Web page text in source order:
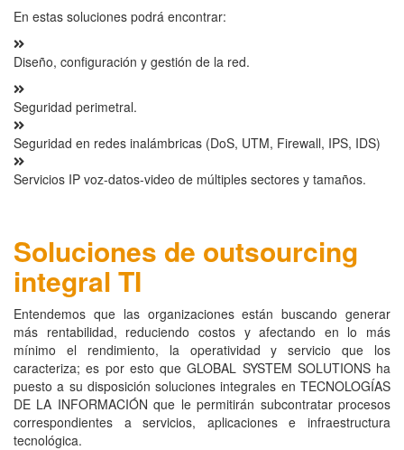
En estas soluciones podrá encontrar:
Diseño, configuración y gestión de la red.
Seguridad perimetral.
Seguridad en redes inalámbricas (DoS, UTM, Firewall, IPS, IDS)
Servicios IP voz-datos-video de múltiples sectores y tamaños.
Soluciones de outsourcing
integral TI
Entendemos que las organizaciones están buscando generar
más rentabilidad, reduciendo costos y afectando en lo más
mínimo el rendimiento, la operatividad y servicio que los
caracteriza; es por esto que GLOBAL SYSTEM SOLUTIONS ha
puesto a su disposición soluciones integrales en TECNOLOGÍAS
DE LA INFORMACIÓN que le permitirán subcontratar procesos
correspondientes a servicios, aplicaciones e infraestructura
tecnológica.